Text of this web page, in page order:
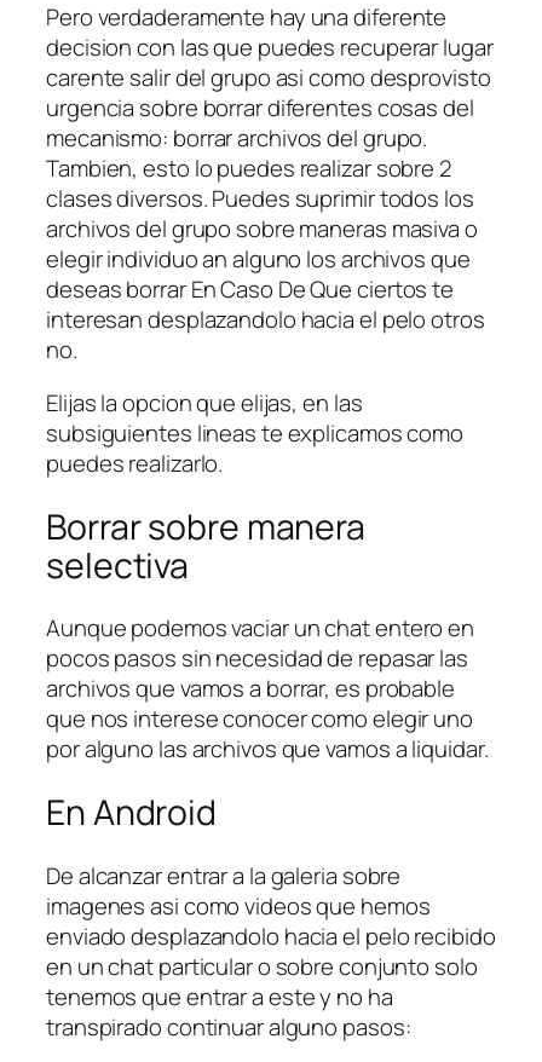
Pero verdaderamente hay una diferente
decision con las que puedes recuperar lugar
carente salir del grupo asi­ como desprovisto
urgencia sobre borrar diferentes cosas del
mecanismo: borrar archivos del grupo.
Tambien, esto lo puedes realizar sobre 2
clases diversos. Puedes suprimir todos los
archivos del grupo sobre maneras masiva o
elegir individuo an alguno los archivos que
deseas borrar En Caso De Que ciertos te
interesan desplazandolo hacia el pelo otros
no.
Elijas la opcion que elijas, en las
subsiguientes lineas te explicamos como
puedes realizarlo.
Borrar sobre manera
selectiva
Aunque podemos vaciar un chat entero en
pocos pasos sin necesidad de repasar las
archivos que vamos a borrar, es probable
que nos interese conocer como elegir uno
por alguno las archivos que vamos a liquidar.
En Android
De alcanzar entrar a la galeria sobre
imagenes asi­ como videos que hemos
enviado desplazandolo hacia el pelo recibido
en un chat particular o sobre conjunto solo
tenemos que entrar a este y no ha
transpirado continuar alguno pasos: